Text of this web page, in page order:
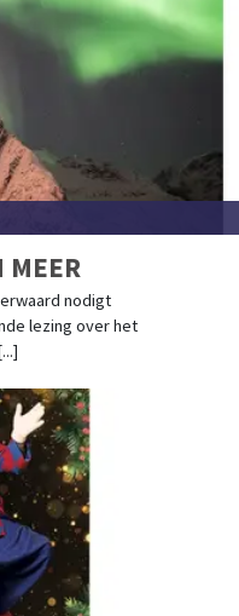
MEER
nodigt
lezing over het